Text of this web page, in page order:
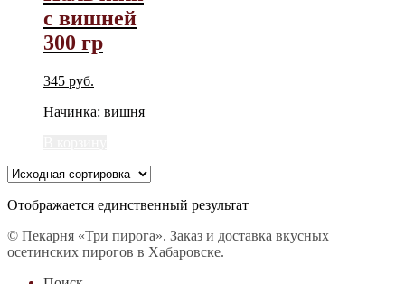
с вишней
300 гр
345 руб.
Начинка: вишня
Отображается единственный результат
© Пекарня «Три пирога». Заказ и доставка вкусных
осетинских пирогов в Хабаровске.